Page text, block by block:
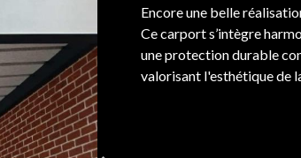
Encore une belle
Ce carport s’intègre
une protection durable
valorisant l'esthétique de